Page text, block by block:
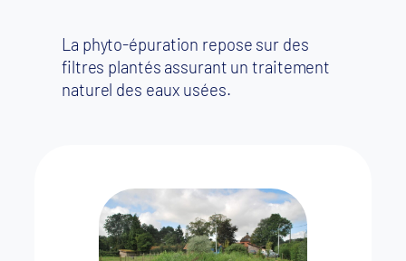
La phyto-épuration repose sur des
filtres plantés assurant un traitement
naturel des eaux usées.